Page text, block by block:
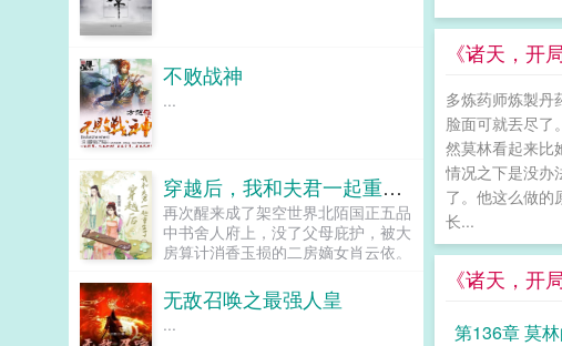
《诸天，开
多炼药师炼製丹
脸面可就丟尽了
然莫林看起来比
情况之下是没办
了。他这么做的
长...
《诸天，开
第136章 莫
不败战神
...
穿越后，我和夫君一起重生了
再次醒来成了架空世界北陌国正五品
中书舍人府上，没了父母庇护，被大
房算计消香玉损的二房嫡女肖云依。
德，不仅想害死原主，算计二房嫡长
子，还恶毒的想把刚出生不满百天的
二房小少爷送于别人当养子，真可谓
无敌召唤之最强人皇
...